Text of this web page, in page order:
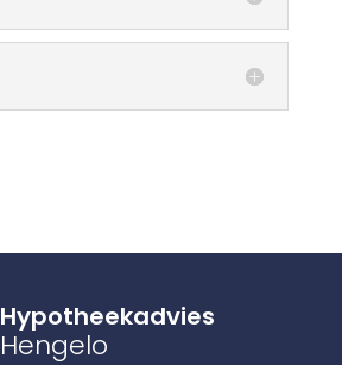
Hypotheekadvies
Hengelo